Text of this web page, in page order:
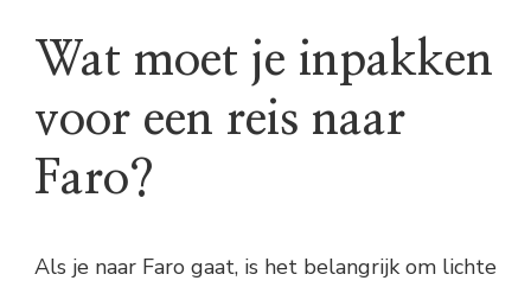
Wat moet je inpakken
voor een reis naar
Faro?
Als je naar Faro gaat, is het belangrijk om lichte